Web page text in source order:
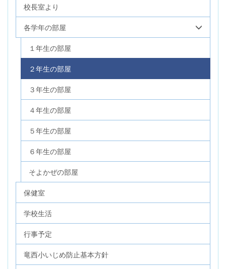
校長室より
各学年の部屋
１年生の部屋
２年生の部屋
３年生の部屋
４年生の部屋
５年生の部屋
６年生の部屋
そよかぜの部屋
保健室
学校生活
行事予定
竜西小いじめ防止基本方針